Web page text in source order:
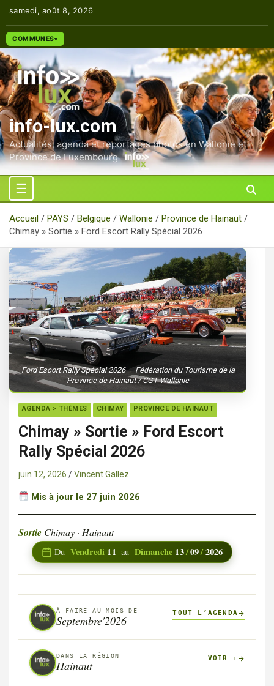
contenu
samedi, août 8, 2026
COMMUNES
info-lux.com
Actualités, agenda et reportages photos en Wallonie et
Province de Luxembourg
Accueil PAYS Belgique Wallonie
Province de Hainaut
Chimay » Sortie » Ford Escort Rally Spécial 2026
Ford Escort Rally Spécial 2026 — Fédération du Tourisme de la
Province de Hainaut / CGT Wallonie
AGENDA > THÈMES CHIMAY PROVINCE DE HAINAUT
Chimay » Sortie » Ford Escort
Rally Spécial 2026
juin 12, 2026 Vincent Gallez
Mis à jour le 27 juin 2026
Sortie Chimay · Hainaut
Du Vendredi 11 au Dimanche 13/09/2026
À FAIRE AU MOIS DE
Septembre'2026
TOUT L’AGENDA
DANS LA RÉGION
Hainaut
VOIR +